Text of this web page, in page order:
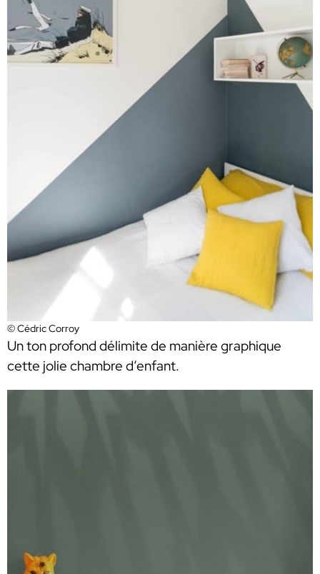
© Cédric Corroy
Un ton profond délimite de manière graphique
cette jolie chambre d’enfant.